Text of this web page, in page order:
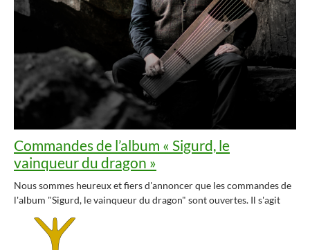
Commandes de l’album « Sigurd, le
vainqueur du dragon »
Nous sommes heureux et fiers d'annoncer que les commandes de
l'album "Sigurd, le vainqueur du dragon" sont ouvertes. Il s'agit